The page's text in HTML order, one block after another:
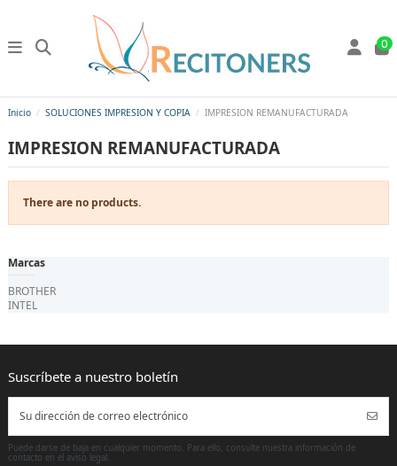
0
Inicio SOLUCIONES IMPRESION Y COPIA IMPRESION REMANUFACTURADA
IMPRESION REMANUFACTURADA
There are no products.
Marcas
BROTHER
INTEL
Puede darse de baja en cualquier momento. Para ello, consulte nuestra información de
contacto en el aviso legal.